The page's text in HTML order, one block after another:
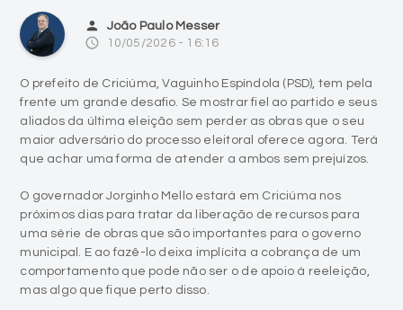
person João Paulo Messer
access_time 10/05/2026 - 16:16
O prefeito de Criciúma, Vaguinho Espíndola (PSD), tem pela
frente um grande desafio. Se mostrar fiel ao partido e seus
aliados da última eleição sem perder as obras que o seu
maior adversário do processo eleitoral oferece agora. Terá
que achar uma forma de atender a ambos sem prejuízos.
O governador Jorginho Mello estará em Criciúma nos
próximos dias para tratar da liberação de recursos para
uma série de obras que são importantes para o governo
municipal. E ao fazê-lo deixa implícita a cobrança de um
comportamento que pode não ser o de apoio à reeleição,
mas algo que fique perto disso.